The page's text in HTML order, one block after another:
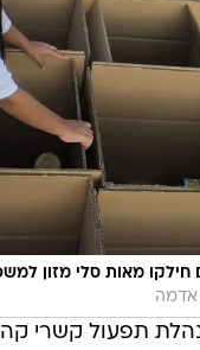
חילקו מאות סלי מזון
אדמה
תפעול קשרי